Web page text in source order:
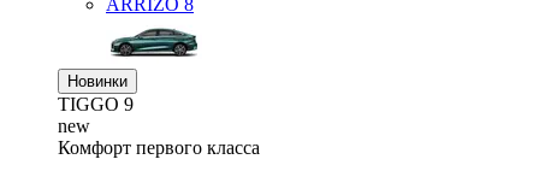
ARRIZO 8
Новинки
TIGGO 9
new
Комфорт первого класса